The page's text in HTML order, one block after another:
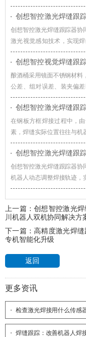
接过程智能化升级。
创想智控激光焊缝跟
准自动化
创想智控激光焊缝跟踪器协
激光视觉感知技术，实现
偏，提升机器人焊接系统对
创想智控视觉焊缝跟
接智能化升级
酿酒桶采用镜面不锈钢材
公差、组对误差、装夹偏
化，创想智控视觉焊缝跟踪
酿酒桶焊接智能化升级。
创想智控激光焊缝跟
决方案
在钢板方框焊接过程中，
素，焊缝实际位置往往与机
接起始位置，影响焊接质量
同各类焊接机器人实现更加
创想智控激光焊缝跟
踪与智能纠偏
创想智控激光焊缝跟踪器协
机器人动态调整焊接轨迹，
浮箱焊接自动化水平。
上一篇：创想智控激光
川机器人双机协同解决方
下一篇：高精度激光焊
专机智能化升级
返回
更多资讯
检查激光焊接用什么传感
焊缝跟踪：改善机器人焊